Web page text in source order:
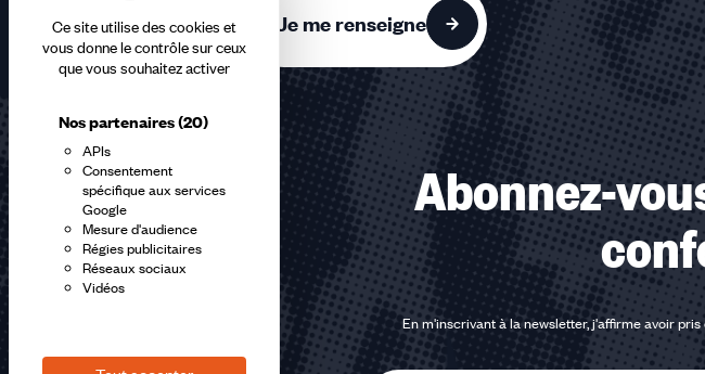
Ce site utilise des cookies et
vous donne le contrôle sur ceux
que vous souhaitez activer
Nos partenaires(20)
APIs
Consentement
spécifique aux services
Google
Mesure d'audience
Régies publicitaires
Réseaux sociaux
Vidéos
Je me renseigne
Abonnez-
En m'inscrivant à la newsletter, j'affirme avoir